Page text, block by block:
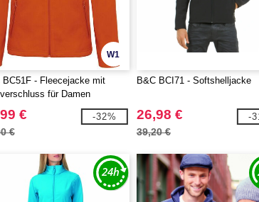
W1
BC51F - Fleecejacke mit
für Damen
€
€
-32%
B&C BCI71 - Softshelljacke
26,98 €
39,20 €
-